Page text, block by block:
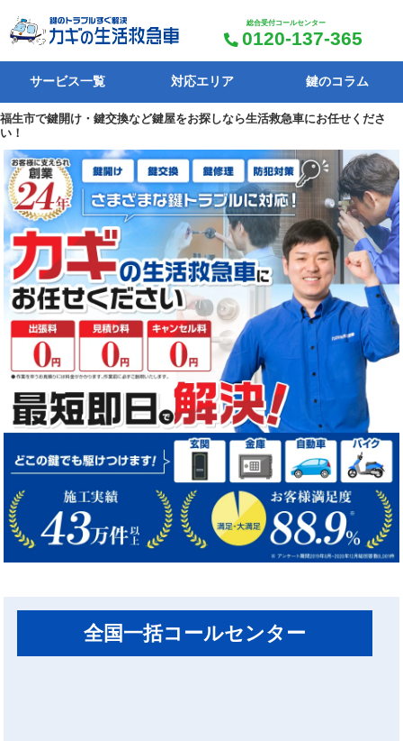
総合受付コールセンター
0120-137-365
サービス一覧 対応エリア 鍵のコラム
福生市で鍵開け・鍵交換など鍵屋をお探しなら生活救急車にお任せくださ
い！
全国一括コールセンター